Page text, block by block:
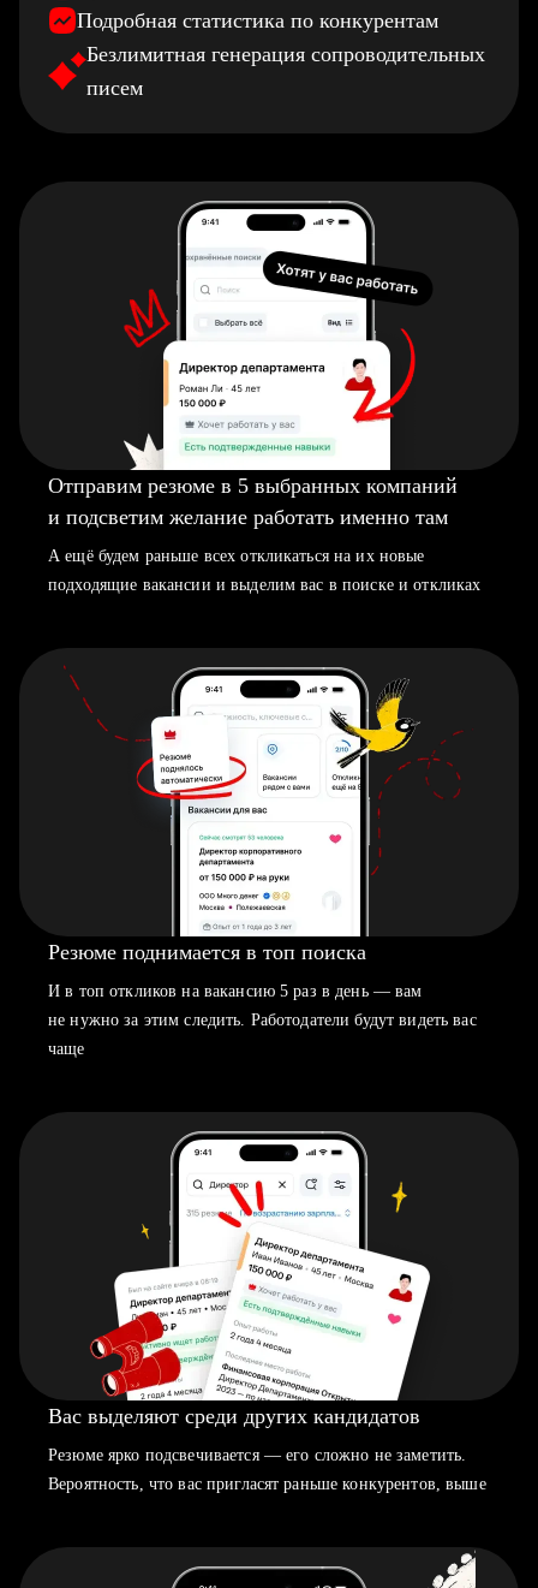
Подробная статистика по конкурентам
Безлимитная генерация сопроводительных
писем
Отправим резюме в 5 выбранных компаний
и подсветим желание работать именно там
А ещё будем раньше всех откликаться на их новые
подходящие вакансии и выделим вас в поиске и откликах
Резюме поднимается в топ поиска
И в топ откликов на вакансию 5 раз в день — вам
не нужно за этим следить. Работодатели будут видеть вас
чаще
Вас выделяют среди других кандидатов
Резюме ярко подсвечивается — его сложно не заметить.
Вероятность, что вас пригласят раньше конкурентов, выше